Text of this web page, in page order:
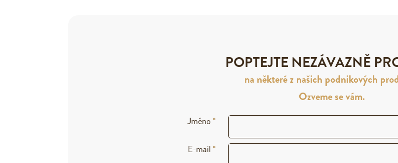
POPTEJTE NEZÁVAZNĚ
na některé z našich podnikových
Ozveme se vám.
Jméno*
E-mail*